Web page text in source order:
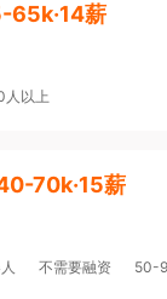
65k·14薪
以上
70k·15薪
不需要融资 50-